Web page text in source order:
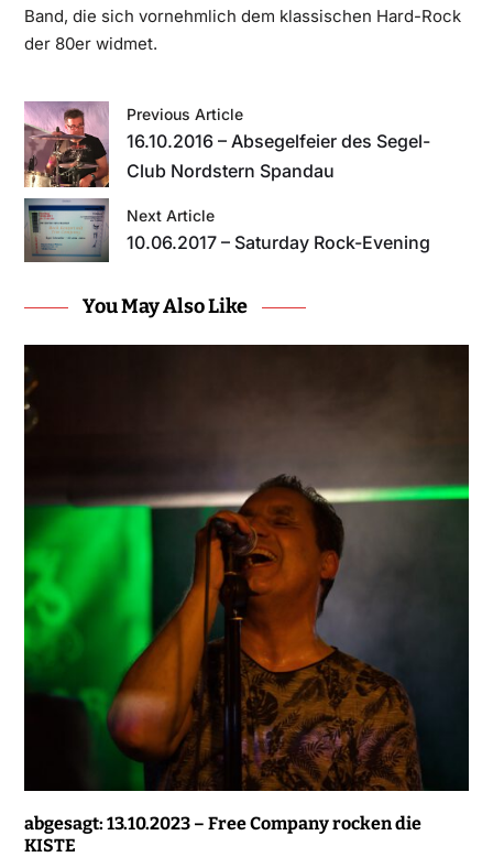
Band, die sich vornehmlich dem klassischen Hard-Rock
der 80er widmet.
Previous Article
16.10.2016 – Absegelfeier des Segel-
Club Nordstern Spandau
Next Article
10.06.2017 – Saturday Rock-Evening
You May Also Like
abgesagt: 13.10.2023 – Free Company rocken die
KISTE